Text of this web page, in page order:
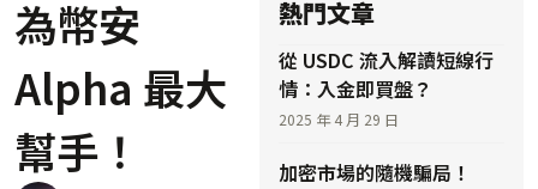
為幣安
Alpha 最大
幫手！
熱門文章
從 USDC 流入解讀短線行
情：入金即買盤？
2025 年 4 月 29 日
加密市場的隨機騙局！